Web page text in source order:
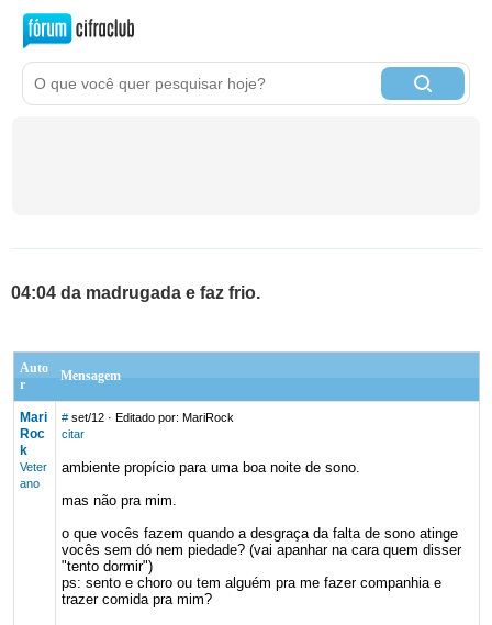
04:04 da madrugada e faz frio.
Auto
r
Mensagem
Mari
Roc
k
Veter
ano
# set/12· Editado por: MariRock
citar
ambiente propício para uma boa noite de sono.
mas não pra mim.
o que vocês fazem quando a desgraça da falta de sono atinge
vocês sem dó nem piedade? (vai apanhar na cara quem disser
"tento dormir")
ps: sento e choro ou tem alguém pra me fazer companhia e
trazer comida pra mim?